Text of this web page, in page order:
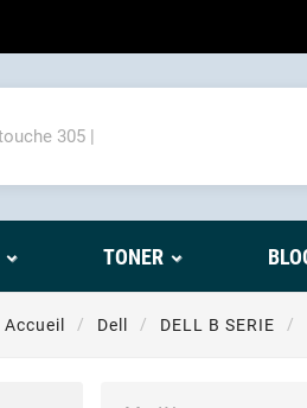
TONER
Accueil Dell DELL B SERIE